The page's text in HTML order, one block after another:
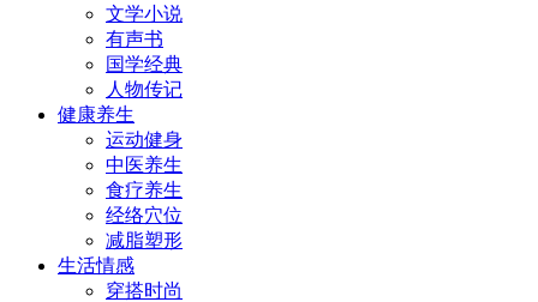
文学小说
有声书
国学经典
人物传记
健康养生
运动健身
中医养生
食疗养生
经络穴位
减脂塑形
生活情感
穿搭时尚